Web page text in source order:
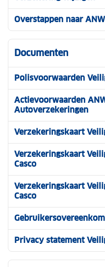
Overstappen naar
Documenten
Polisvoorwaarden
Actievoorwaarden
Autoverzekeringen
Verzekeringskaart
Verzekeringskaart
Casco
Verzekeringskaart
Casco
Privacy statement